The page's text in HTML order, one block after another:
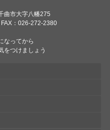
曲市大字八幡275
：026-272-2380
なってから
をつけましょう